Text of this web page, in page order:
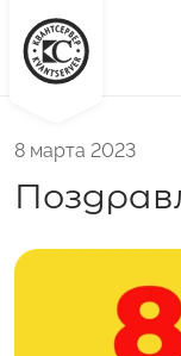
8 марта 2023
Новости
О компании
Вакансии